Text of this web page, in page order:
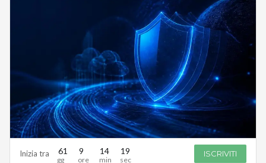
Inizia tra 61 9 14 18 ISCRIVITI